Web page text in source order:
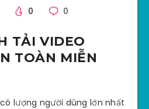
0 0
TẢI VIDEO
TOÀN MIỄN
lượng người dùng lớn nhất